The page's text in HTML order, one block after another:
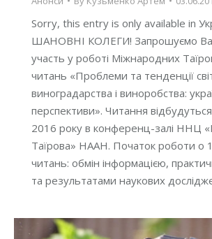
Sorry, this entry is only available in
ШАНОВНІ КОЛЕГИ! Запрошуємо
участь у роботі Міжнародних
читань «Проблеми та тенденції
виноградарства і виноробства:
перспективи». Читання
2016 року в конференц-залі ННЦ
Таїрова» НААН. Початок роботи о
читань: обмін інформацією,
та результатами наукових